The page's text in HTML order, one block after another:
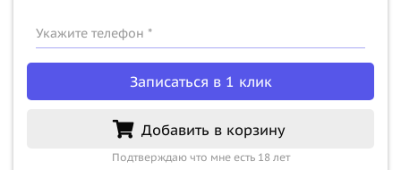
Укажите телефон *
Записаться в 1 клик
Добавить в корзину
Подтверждаю что мне есть 18 лет